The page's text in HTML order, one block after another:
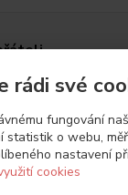
rádi své
fungování
o webu,
nastavení
cookies